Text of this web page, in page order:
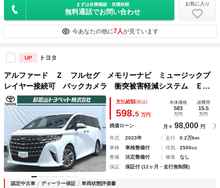
まずは在庫確認・見積依頼
無料通話でお問い合わせ
お気に入り
今あなたの他に7人が見ています
UP トヨタ
アルファード Ｚ フルセグ メモリーナビ ミュージックプ
レイヤー接続可 バックカメラ 衝突被害軽減システム ＥＴ
Ｃ 両側電動スライド ＬＥＤヘッドランプ 乗車定員７人
３列シート ワンオーナー アルミホイール キーレス
支払総額(税込)
598.5 万円
本体価格
583
万円
諸費用
15.5
万円
残価ローン 月々 98,000 円
年式 2023年 走行
0.2万km
車検
車検整備付 排気
2500cc
整備
法定整備付 修復
なし
保証
保証付 (12ヶ月・走行無制限)
認定中古車 ディーラー保証 車両状態評価書